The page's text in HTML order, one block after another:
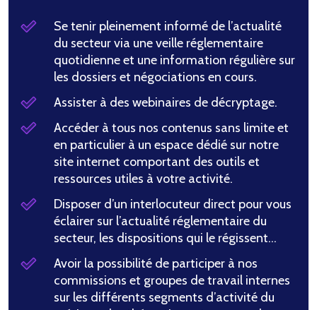
Se tenir pleinement informé de l’actualité
du secteur via une veille réglementaire
quotidienne et une information régulière sur
les dossiers et négociations en cours.
Assister à des webinaires de décryptage.
Accéder à tous nos contenus sans limite et
en particulier à un espace dédié sur notre
site internet comportant des outils et
ressources utiles à votre activité.
Disposer d’un interlocuteur direct pour vous
éclairer sur l’actualité réglementaire du
secteur, les dispositions qui le régissent…
Avoir la possibilité de participer à nos
commissions et groupes de travail internes
sur les différents segments d’activité du